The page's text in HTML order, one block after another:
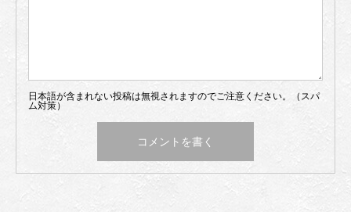
日本語が含まれない投稿は無視されますのでご注意ください。（スパ
ム対策）